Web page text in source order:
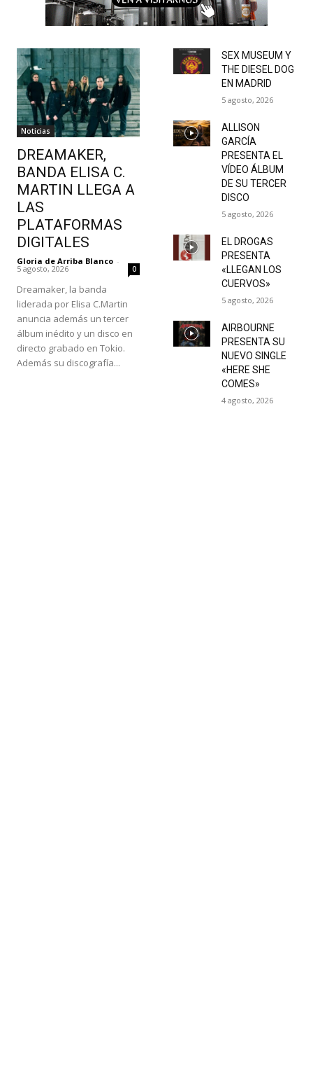
Noticias
DREAMAKER,
BANDA ELISA C.
MARTIN LLEGA A
LAS
PLATAFORMAS
DIGITALES
Gloria de Arriba Blanco -
5 agosto, 2026 0
Dreamaker, la banda
liderada por Elisa C.Martin
anuncia además un tercer
álbum inédito y un disco en
directo grabado en Tokio.
Además su discografía...
SEX MUSEUM Y
THE DIESEL DOG
EN MADRID
5 agosto, 2026
ALLISON
GARCÍA
PRESENTA EL
VÍDEO ÁLBUM
DE SU TERCER
DISCO
5 agosto, 2026
EL DROGAS
PRESENTA
«LLEGAN LOS
CUERVOS»
5 agosto, 2026
AIRBOURNE
PRESENTA SU
NUEVO SINGLE
«HERE SHE
COMES»
4 agosto, 2026